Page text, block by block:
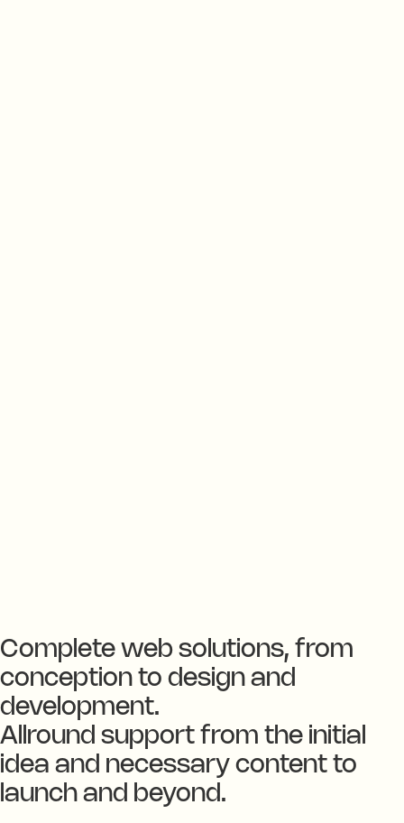
Complete web solutions, from
conception to design and
development.
Allround support from the initial
idea and necessary content to
launch and beyond.